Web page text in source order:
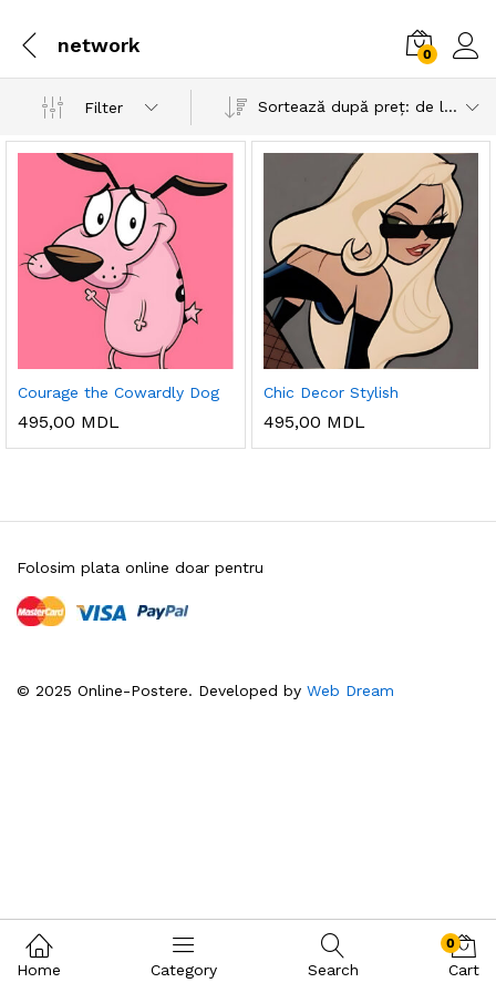
network 0
Filter Sortează după preț: de la mic la mare
Courage the Cowardly Dog
495,00 MDL
Chic Decor Stylish
495,00 MDL
© 2025 Online-Postere. Developed by Web Dream
Folosim plata online doar pentru
Home Category Search
0
Cart